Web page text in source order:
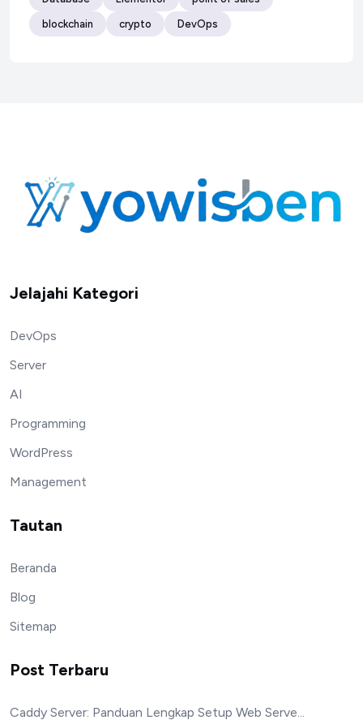
blockchain crypto DevOps
Jelajahi Kategori
DevOps
Server
AI
Programming
WordPress
Management
Tautan
Beranda
Blog
Sitemap
Post Terbaru
Caddy Server: Panduan Lengkap Setup Web Serve...